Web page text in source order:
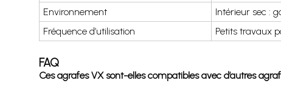
Environnement
Intérieur sec :
Fréquence d’utilisation
Petits travaux
FAQ
Ces agrafes VX sont-elles compatibles avec d’autres